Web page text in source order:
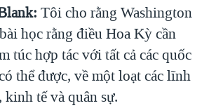
Tôi cho rằng Washington
học rằng điều Hoa Kỳ cần
túc hợp tác với tất cả các quốc
thể được, về một loạt các lĩnh
tế và quân sự.